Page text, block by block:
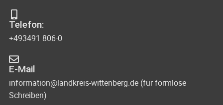
Telefon:
+493491 806-0
E-Mail
information@landkreis-wittenberg.de (für formlose
Schreiben)